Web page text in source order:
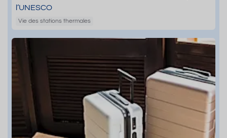
l’UNESCO
Vie des stations thermales